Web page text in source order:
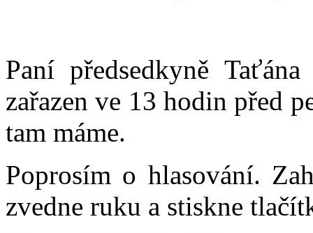
Paní předsedkyně
zařazen ve 13 hodin před
tam máme.
Poprosím o hlasování.
zvedne ruku a stiskne